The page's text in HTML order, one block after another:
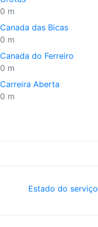
0 m
Canada das Bicas
0 m
Canada do Ferreiro
0 m
Carreira Aberta
0 m
Estado do serviço